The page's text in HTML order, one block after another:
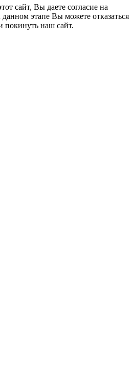
сайт, Вы даете согласие на
этапе Вы можете отказаться
покинуть наш сайт.